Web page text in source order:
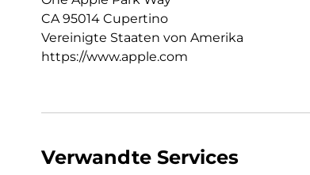
CA 95014 Cupertino
Vereinigte Staaten von Amerika
https://www.apple.com
Verwandte Services